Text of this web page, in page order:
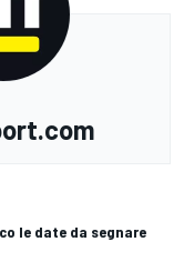
le date da segnare